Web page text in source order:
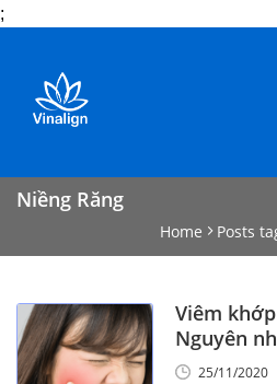
;
content
Niềng Răng
Home Posts
Viêm
Nguyên
cách điều
25/11/2020